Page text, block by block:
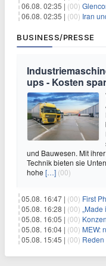
06.08. 02:35 | (00) Glencore
06.08. 02:35 | (00) Iran und
BUSINESS/PRESSE
ups - Kosten
und Bauwesen. Mit
Technik bieten sie
hohe […] (00)
05.08. 16:47 | (00) First Phosphate
05.08. 16:28 | (00) „Made in
05.08. 16:05 | (00) Konzentration
05.08. 16:04 | (00) MEW:
05.08. 15:45 | (00) Reden